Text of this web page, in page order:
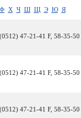
Ф Х Ч Ш Щ Э Ю Я
(0512) 47-21-41 F, 58-35-50
(0512) 47-21-41 F, 58-35-50
(0512) 47-21-41 F, 58-35-50